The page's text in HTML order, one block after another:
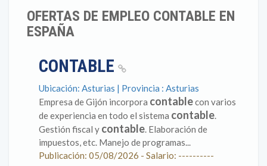
OFERTAS DE EMPLEO CONTABLE EN
ESPAÑA
CONTABLE
Ubicación: Asturias | Provincia : Asturias
Empresa de Gijón incorpora contablecon varios
de experiencia en todo el sistema contable.
Gestión fiscal y contable. Elaboración de
impuestos, etc. Manejo de programas...
Publicación: 05/08/2026 - Salario: ----------